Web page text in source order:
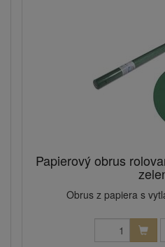
Papierový obrus
Obrus z papiera s